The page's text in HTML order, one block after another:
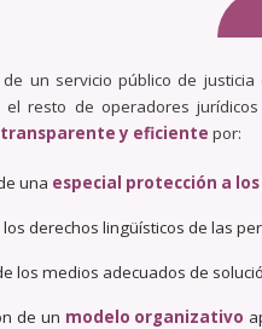
un servicio público de
el resto de operadores
y eficiente por:
una especial protección a
derechos lingüísticos de las
los medios adecuados de
de un modelo organizativo